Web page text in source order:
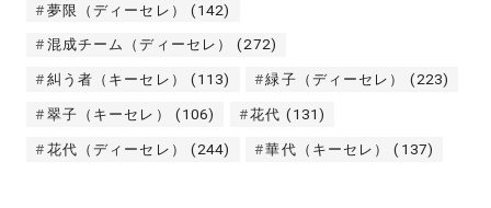
夢限（ディーセレ） (142)
混成チーム（ディーセレ） (272)
糾う者（キーセレ） (113) 緑子（ディーセレ） (223)
翠子（キーセレ） (106) 花代 (131)
花代（ディーセレ） (244) 華代（キーセレ） (137)